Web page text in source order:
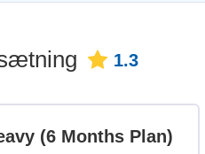
1.3
(6 Months Plan)